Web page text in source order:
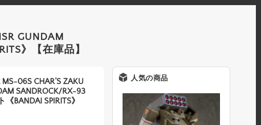
GUNDAM
》【在庫品】
06S CHAR’S ZAKU
SANDROCK/RX-93
BANDAI SPIRITS》
人気の商品